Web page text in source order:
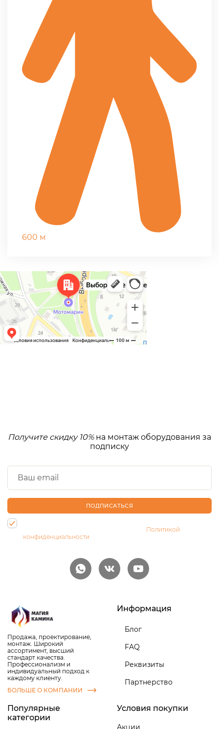
600 м
Получите скидку 10%на монтаж оборудования за
подписку
ПОДПИСАТЬСЯ
Политикой
конфиденциальности
Продажа, проектирование,
монтаж. Широкий
ассортимент, высший
стандарт качества.
Профессионализм и
индивидуальный подход к
каждому клиенту.
БОЛЬШЕ О КОМПАНИИ
Информация
Блог
FAQ
Реквизиты
Партнерство
Популярные
категории
Условия покупки
Акции